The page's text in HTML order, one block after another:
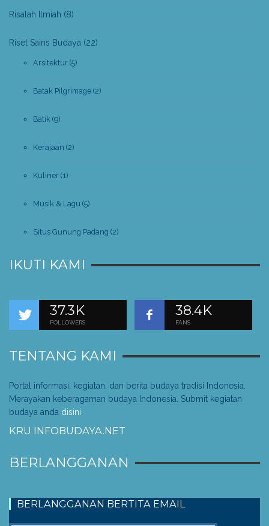
Risalah Ilmiah (8)
Riset Sains Budaya (22)
Arsitektur (5)
Batak Pilgrimage (2)
Batik (9)
Kerajaan (2)
Kuliner (1)
Musik & Lagu (5)
Situs Gunung Padang (2)
IKUTI KAMI
37.3K
FOLLOWERS
38.4K
FANS
TENTANG KAMI
Portal informasi, kegiatan, dan berita budaya tradisi Indonesia.
Merayakan keberagaman budaya Indonesia. Submit kegiatan
budaya anda disini.
KRU INFOBUDAYA.NET
BERLANGGANAN
BERLANGGANAN BERTITA EMAIL